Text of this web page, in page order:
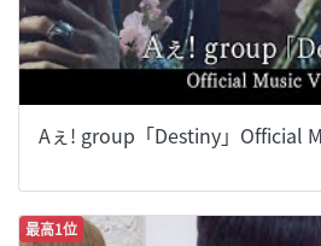
Aぇ! group「Destiny」Official
最高1位